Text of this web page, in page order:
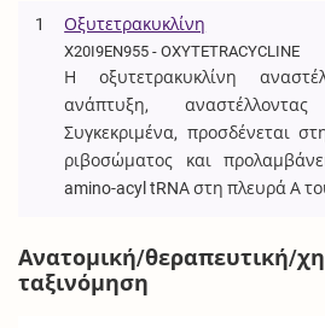
1 Οξυτετρακυκλίνη
X20I9EN955 - OXYTETRACYCLINE
Η οξυτετρακυκλίνη
ανάπτυξη,
Συγκεκριμένα, προσδένεται
ριβοσώματος και
amino-acyl tRNA στη πλευρά Α
Ανατομική/θεραπευτική/
ταξινόμηση